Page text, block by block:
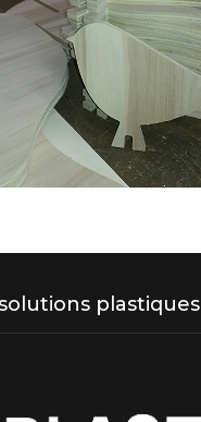
plastiques